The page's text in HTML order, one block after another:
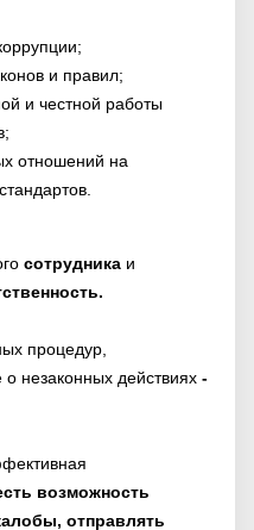
и правил;
и честной работы
отношений на
сотрудника и
процедур,
незаконных действиях -
возможность
отправлять